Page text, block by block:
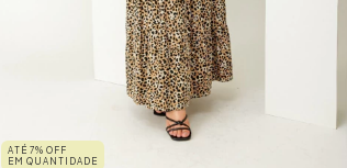
ATÉ 7% OFF
EM QUANTIDADE